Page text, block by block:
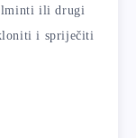
ili drugi
i spriječiti